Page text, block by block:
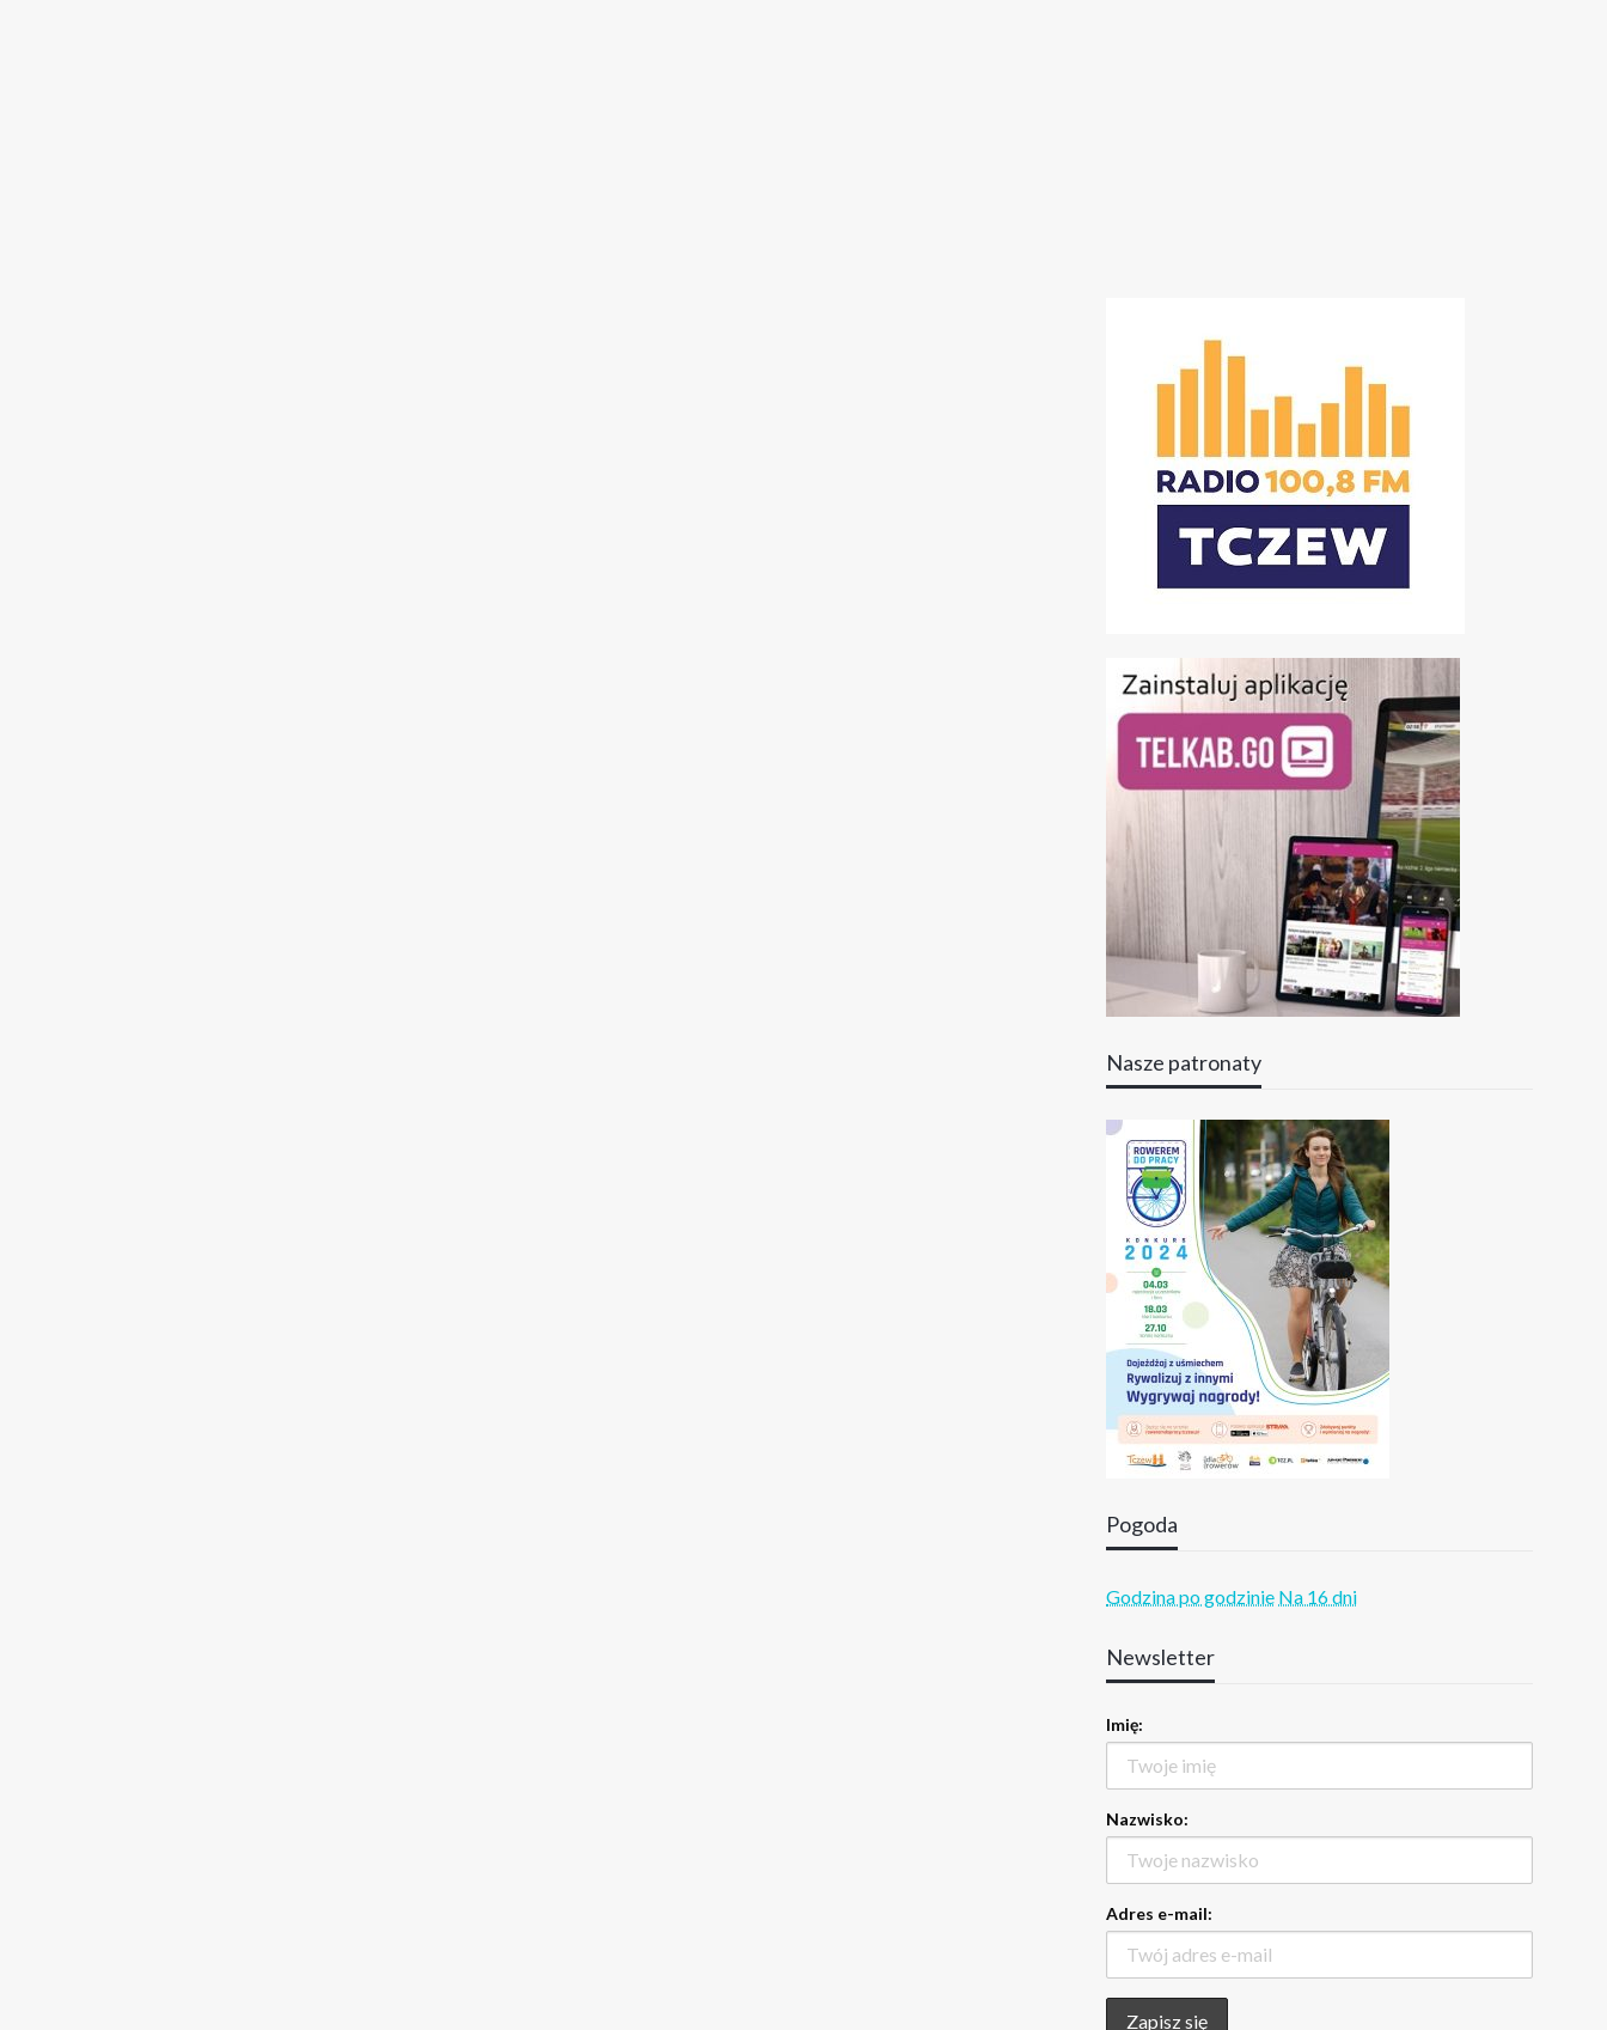
Nasze patronaty
Pogoda
Godzina po godzinie Na 16 dni
Newsletter
Imię:
Nazwisko:
Adres e-mail: